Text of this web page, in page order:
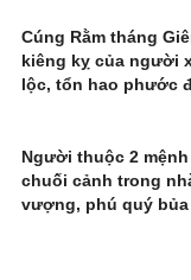
Cúng Rằm tháng
kiêng kỵ của người
lộc, tổn hao phước
Người thuộc 2
chuối cảnh trong
vượng, phú quý bủa